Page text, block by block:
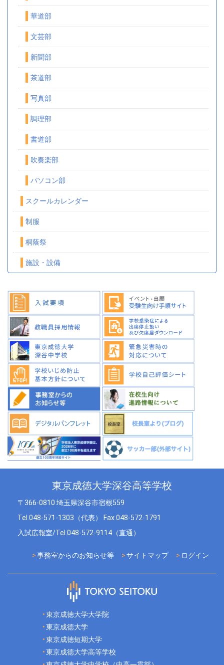
華道部
文芸部
新聞部
茶道部
写真部
調理部
書道部
吹奏楽部
パソコン部
スクールカレンダー
制服
桐蔭祭
施設・設備
東京成徳大学深谷高等学校
〒366-0810 埼玉県深谷市宿根559
Tel.048-571-1303（代表） Fax.048-572-1791
入試広報室/Tel.048-572-9114（直通）
ログイン
サイトマップ
事務室からのお知らせ等
東京成徳大学大学院
東京成徳大学
東京成徳短期大学
東京成徳大学高等学校